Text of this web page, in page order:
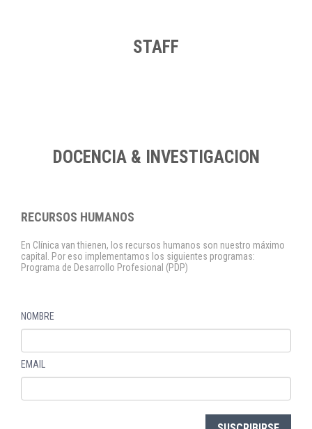
STAFF
DOCENCIA & INVESTIGACION
RECURSOS HUMANOS
En Clínica van thienen, los recursos humanos son nuestro máximo
capital. Por eso implementamos los siguientes programas:
Programa de Desarrollo Profesional (PDP)
NOMBRE
EMAIL